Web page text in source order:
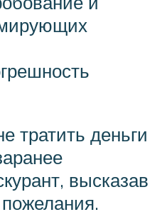
тратить деньги
высказав